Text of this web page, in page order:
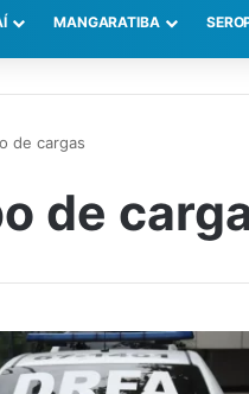
MANGARATIBA
de cargas
de